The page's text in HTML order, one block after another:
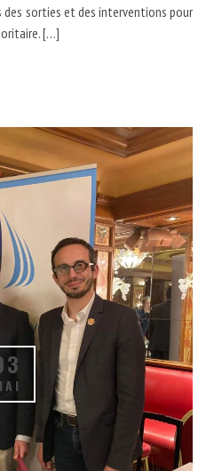
sorties et des interventions pour
[…]